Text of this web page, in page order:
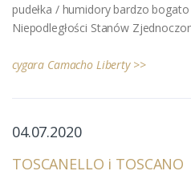
pudełka / humidory bardzo
Niepodległości Stanów
cygara Camacho Liberty >>
04.07.2020
TOSCANELLO i TOSCANO